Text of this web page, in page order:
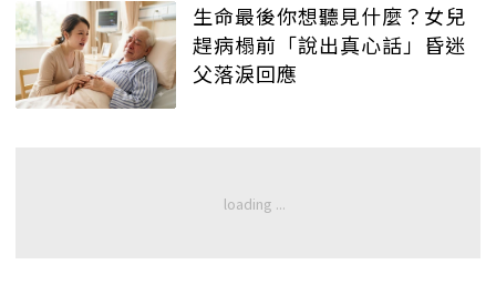
生命最後你想聽見什麼？女兒
趕病榻前「說出真心話」昏迷
父落淚回應